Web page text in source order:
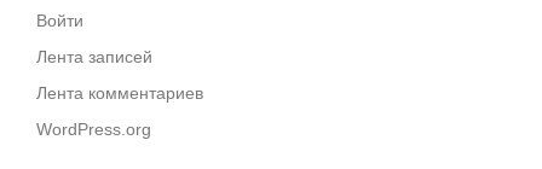
Войти
Лента записей
Лента комментариев
WordPress.org